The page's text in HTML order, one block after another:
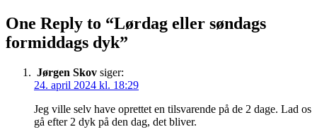
One Reply to “Lørdag eller søndags
formiddags dyk”
Jørgen Skov siger:
24. april 2024 kl. 18:29
Jeg ville selv have oprettet en tilsvarende på de 2 dage. Lad os
gå efter 2 dyk på den dag, det bliver.